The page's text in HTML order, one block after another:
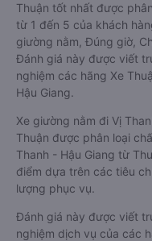
Thuận tốt nhất được
từ 1 đến 5 của khách
giường nằm, Đúng giờ,
Đánh giá này được viết
nghiệm các hãng Xe
Hậu Giang.
Xe giường nằm đi Vị
Thuận được phân loại
Thanh - Hậu Giang từ
điểm dựa trên các tiêu
lượng phục vụ.
Đánh giá này được viết
nghiệm dịch vụ của các